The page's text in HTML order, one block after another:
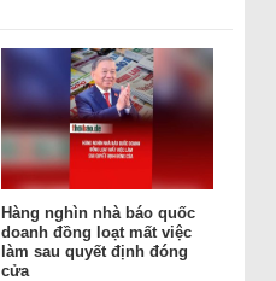
Hàng nghìn nhà báo quốc
doanh đồng loạt mất việc
làm sau quyết định đóng
cửa